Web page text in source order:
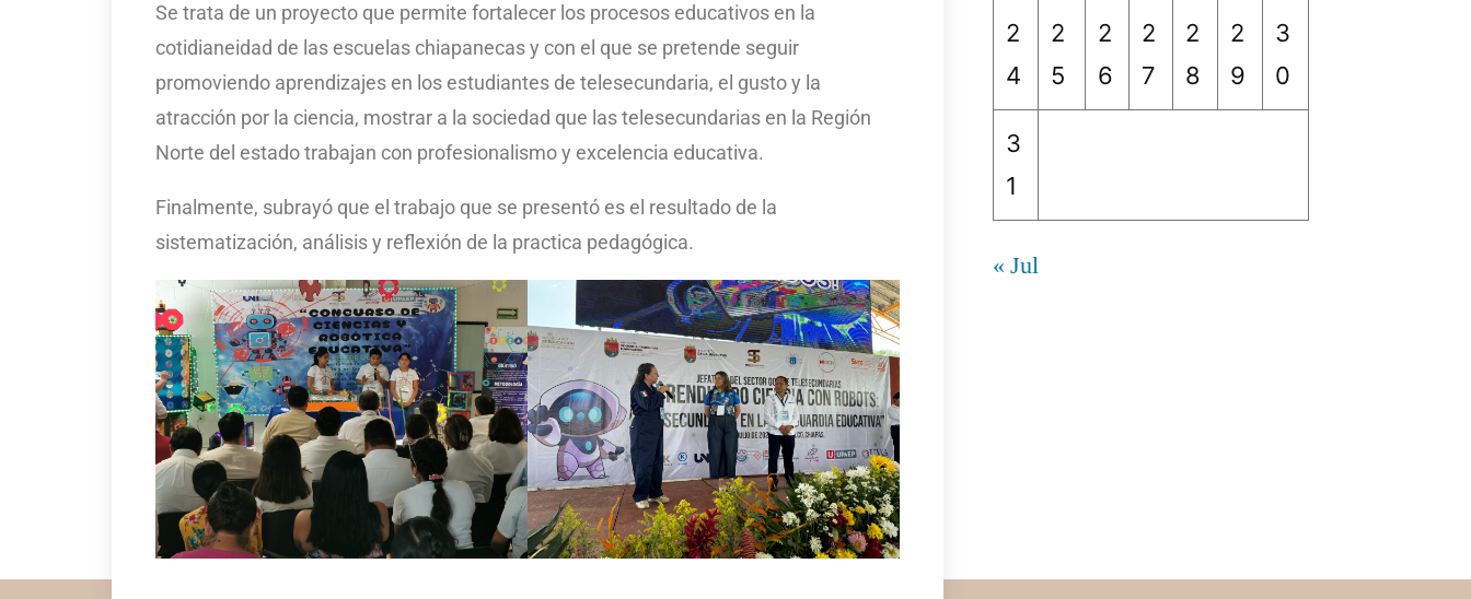
Se trata de un proyecto que permite fortalecer los procesos educativos en la
cotidianeidad de las escuelas chiapanecas y con el que se pretende seguir
promoviendo aprendizajes en los estudiantes de telesecundaria, el gusto y la
atracción por la ciencia, mostrar a la sociedad que las telesecundarias en la Región
Norte del estado trabajan con profesionalismo y excelencia educativa.
Finalmente, subrayó que el trabajo que se presentó es el resultado de la
sistematización, análisis y reflexión de la practica pedagógica.
2
4
2
5
2
6
2
7
2
8
2
9
3
0
3
1
« Jul